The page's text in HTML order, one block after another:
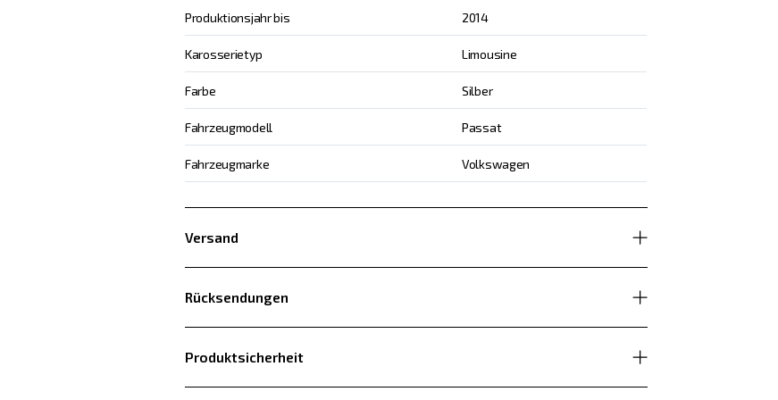
Produktionsjahr bis 2014
Karosserietyp Limousine
Farbe Silber
Fahrzeugmodell Passat
Fahrzeugmarke Volkswagen
Versand
Rücksendungen
Produktsicherheit